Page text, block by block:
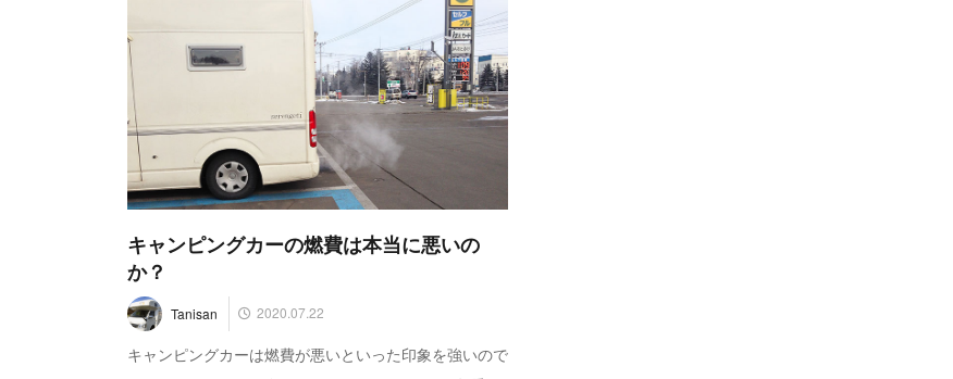
キャンピングカーの燃費は本当に悪いの
か？
Tanisan 2020.07.22
キャンピングカーは燃費が悪いといった印象を強いので